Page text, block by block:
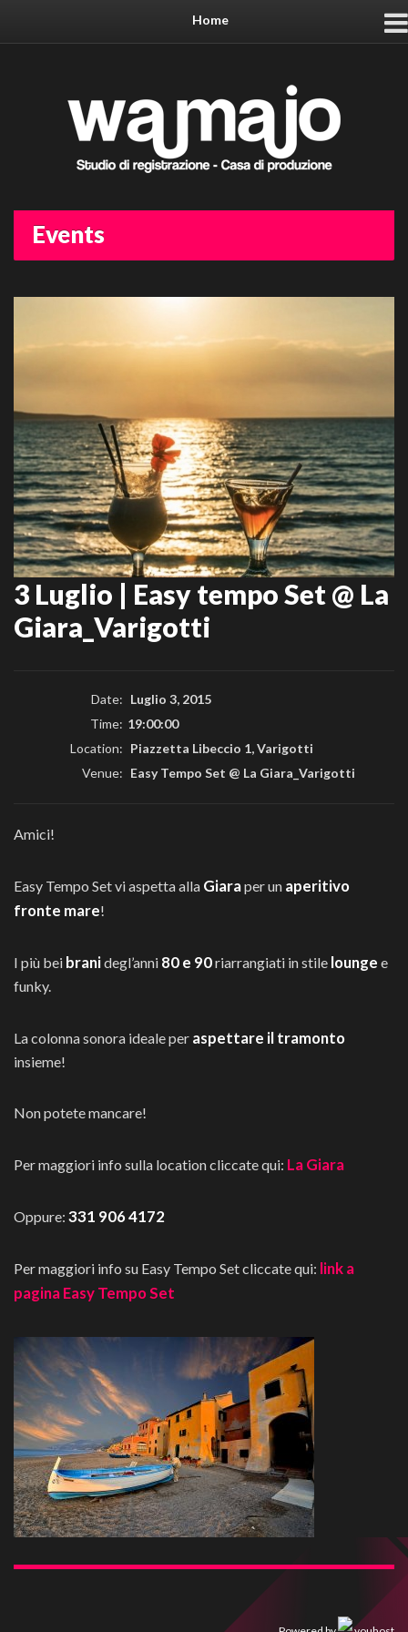
Home
Events
3 Luglio | Easy tempo Set @ La
Giara_Varigotti
Date: Luglio 3, 2015
Time: 19:00:00
Location: Piazzetta Libeccio 1, Varigotti
Venue: Easy Tempo Set @ La Giara_Varigotti
Amici!
Easy Tempo Set vi aspetta alla Giaraper un aperitivo
fronte mare!
I più bei branidegl’anni 80 e 90riarrangiati in stile lounge e
funky.
La colonna sonora ideale per aspettare il tramonto
insieme!
Non potete mancare!
Per maggiori info sulla location cliccate qui: La Giara
Oppure: 331 906 4172
Per maggiori info su Easy Tempo Set cliccate qui: link a
pagina Easy Tempo Set